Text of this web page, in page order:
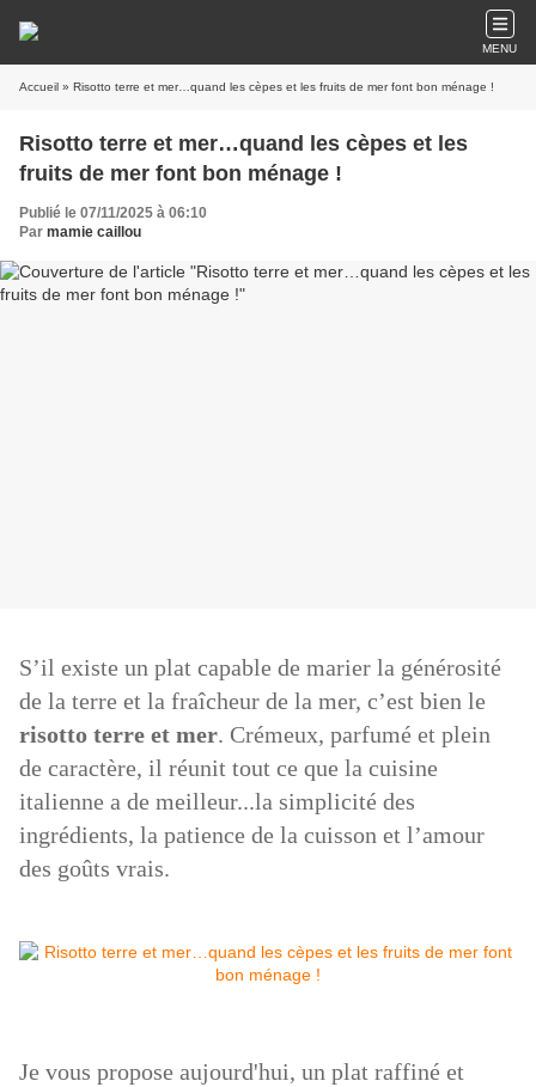
MENU
Accueil » Risotto terre et mer…quand les cèpes et les fruits de mer font bon ménage !
Risotto terre et mer…quand les cèpes et les
fruits de mer font bon ménage !
Publié le 07/11/2025 à 06:10
Par mamie caillou
S’il existe un plat capable de marier la générosité
de la terre et la fraîcheur de la mer, c’est bien le
risotto terre et mer. Crémeux, parfumé et plein
de caractère, il réunit tout ce que la cuisine
italienne a de meilleur...la simplicité des
ingrédients, la patience de la cuisson et l’amour
des goûts vrais.
Je vous propose aujourd'hui, un plat raffiné et